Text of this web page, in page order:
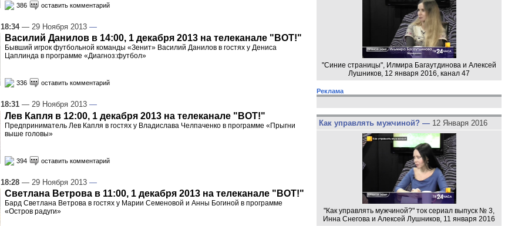
386 оставить комментарий
18:34— 29 Ноября 2013 —
Василий Данилов в 14:00, 1 декабря 2013 на телеканале "ВОТ!"
Бывший игрок футбольной команды «Зенит» Василий Данилов в гостях у Дениса
Цаплинда в программе «Диагноз:футбол»
336 оставить комментарий
18:31 — 29 Ноября 2013 —
Лев Капля в 12:00, 1 декабря 2013 на телеканале "ВОТ!"
Предприниматель Лев Капля в гостях у Владислава Челпаченко в программе «Прыгни
выше головы»
394 оставить комментарий
18:28 — 29 Ноября 2013 —
Светлана Ветрова в 11:00, 1 декабря 2013 на телеканале "ВОТ!"
Бард Светлана Ветрова в гостях у Марии Семеновой и Анны Богиной в программе
«Остров радуги»
"Синие страницы", Илмира Багаутдинова и Алексей
Лушников, 12 января 2016, канал 47
Реклама
Как управлять мужчиной? — 12 Января 2016
"Как управлять мужчиной?" ток сериал выпуск № 3,
Инна Снегова и Алексей Лушников, 11 января 2016